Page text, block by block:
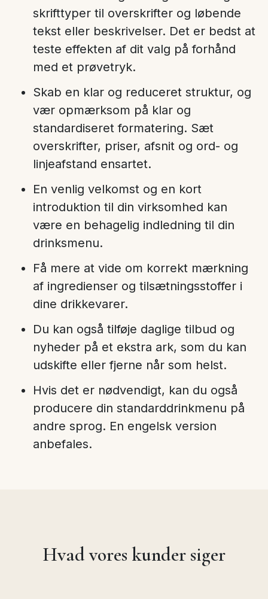
skrifttyper til overskrifter og løbende
tekst eller beskrivelser. Det er bedst at
teste effekten af dit valg på forhånd
med et prøvetryk.
Skab en klar og reduceret struktur, og
vær opmærksom på klar og
standardiseret formatering. Sæt
overskrifter, priser, afsnit og ord- og
linjeafstand ensartet.
En venlig velkomst og en kort
introduktion til din virksomhed kan
være en behagelig indledning til din
drinksmenu.
Få mere at vide om korrekt mærkning
af ingredienser og tilsætningsstoffer i
dine drikkevarer.
Du kan også tilføje daglige tilbud og
nyheder på et ekstra ark, som du kan
udskifte eller fjerne når som helst.
Hvis det er nødvendigt, kan du også
producere din standarddrinkmenu på
andre sprog. En engelsk version
anbefales.
Hvad vores kunder siger